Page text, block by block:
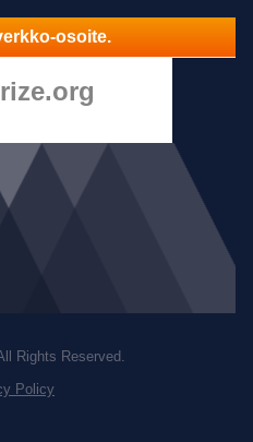
osoite.
Rights Reserved.
Policy